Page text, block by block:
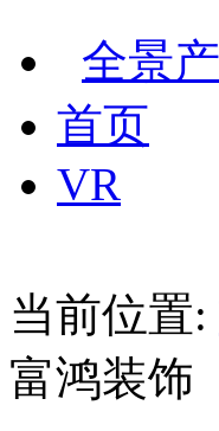
全景
首页
VR
当前位置:
富鸿装饰